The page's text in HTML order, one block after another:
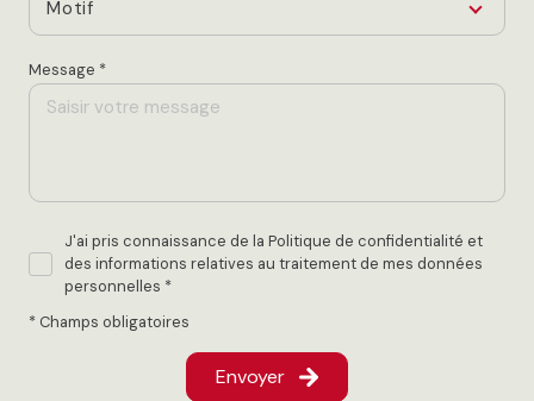
* Champs obligatoires
Les informations recueillies sur ce formulaire sont enregistrées dans un fichier
informatisé par La Boite Immo agissant comme Sous-traitant du traitement pour la
gestion de la clientèle/prospects de l'Agence / du Réseau qui reste Responsable du